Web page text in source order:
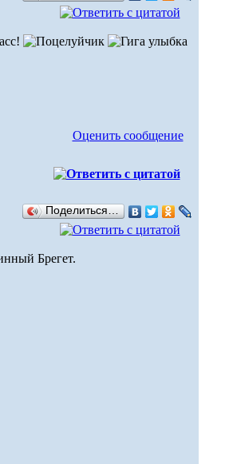
Оценить сообщение
Поделиться…
Брегет.